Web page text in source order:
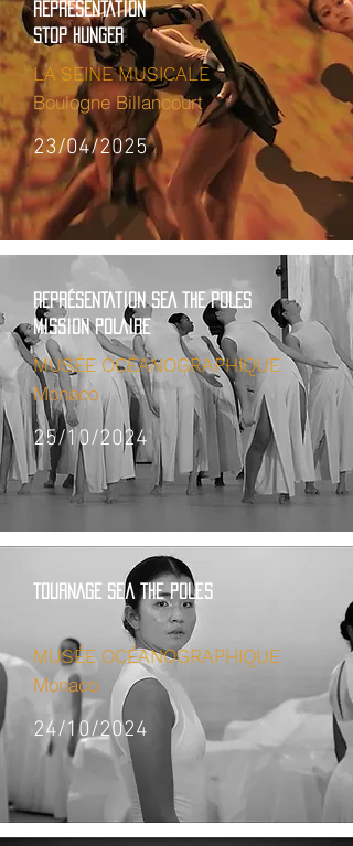
REPRÉSENTATION
STOP HUNGER
LA SEINE MUSICALE
BoulogneBillancourt
23/04/2025
REPRÉSENTATION sEA THE POLES
MISSION POLAIRE
MUSÉE OCÉANOGRAPHIQUE
Monaco
25/10/2024
TOURNAGE sea the poles
MUSÉE OCÉANOGRAPHIQUE
Monaco
24/10/2024